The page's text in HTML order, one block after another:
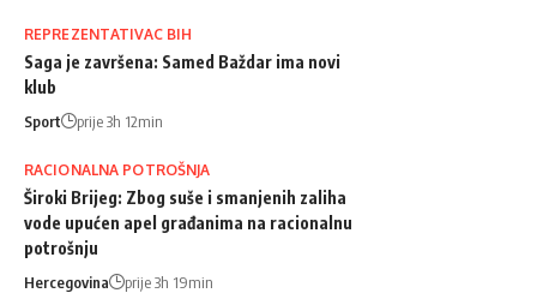
REPREZENTATIVAC BIH
Saga je završena: Samed Baždar ima novi
klub
Sport prije 3h 12min
RACIONALNA POTROŠNJA
Široki Brijeg: Zbog suše i smanjenih zaliha
vode upućen apel građanima na racionalnu
potrošnju
Hercegovina prije 3h 19min